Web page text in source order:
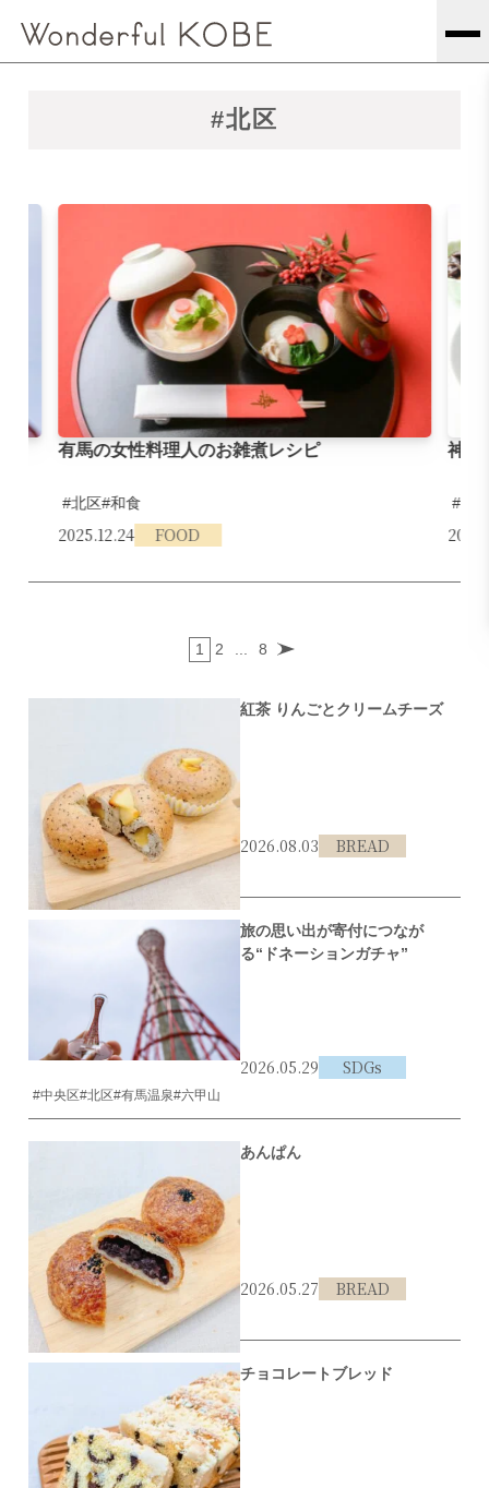
#北区
有馬の女性料理人のお雑煮レシピ
#北区#和食
2025.12.24 FOOD
神戸
#東
1 2 ... 8
紅茶 りんごとクリームチーズ
2026.08.03 BREAD
#北区#ベーグル #いちよんベーグル
旅の思い出が寄付につなが
る“ドネーションガチャ”
2026.05.29 SDGs
#中央区#北区#有馬温泉#六甲山
あんぱん
2026.05.27 BREAD
#北区#あんパン #レーブドゥシェフ
チョコレートブレッド